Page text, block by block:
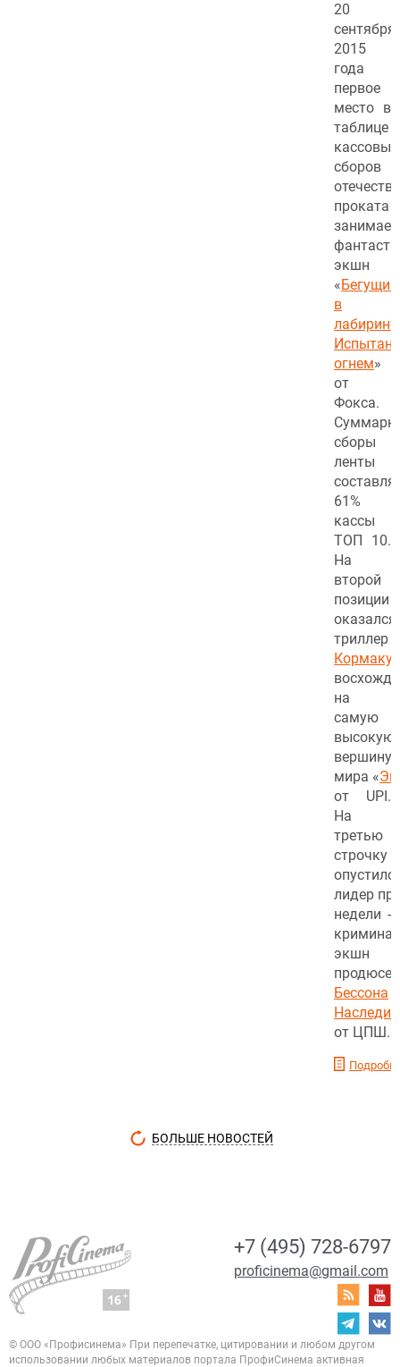
20
сентября
2015
года
первое
место в
таблице
кассовых
сборов
проката
занимает
экшн
«Бегущий
в
огнем»
от
Фокса.
сборы
ленты
61%
кассы
ТОП 10.
На
второй
позиции
оказался
триллер
на
самую
высокую
вершину
мира «
от UPI.
На
третью
строчку
лидер
недели -
экшн
Бессона
Наследие
от ЦПШ.
БОЛЬШЕ НОВОСТЕЙ
+7 (495) 728-6797
proficinema@gmail.com
© ООО «Профисинема» При перепечатке, цитировании и любом другом
использовании любых материалов портала ПрофиСинема активная